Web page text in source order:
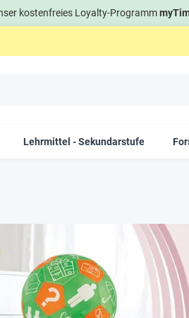
kostenfreies Loyalty-Programm
Lehrmittel - Sekundarstufe